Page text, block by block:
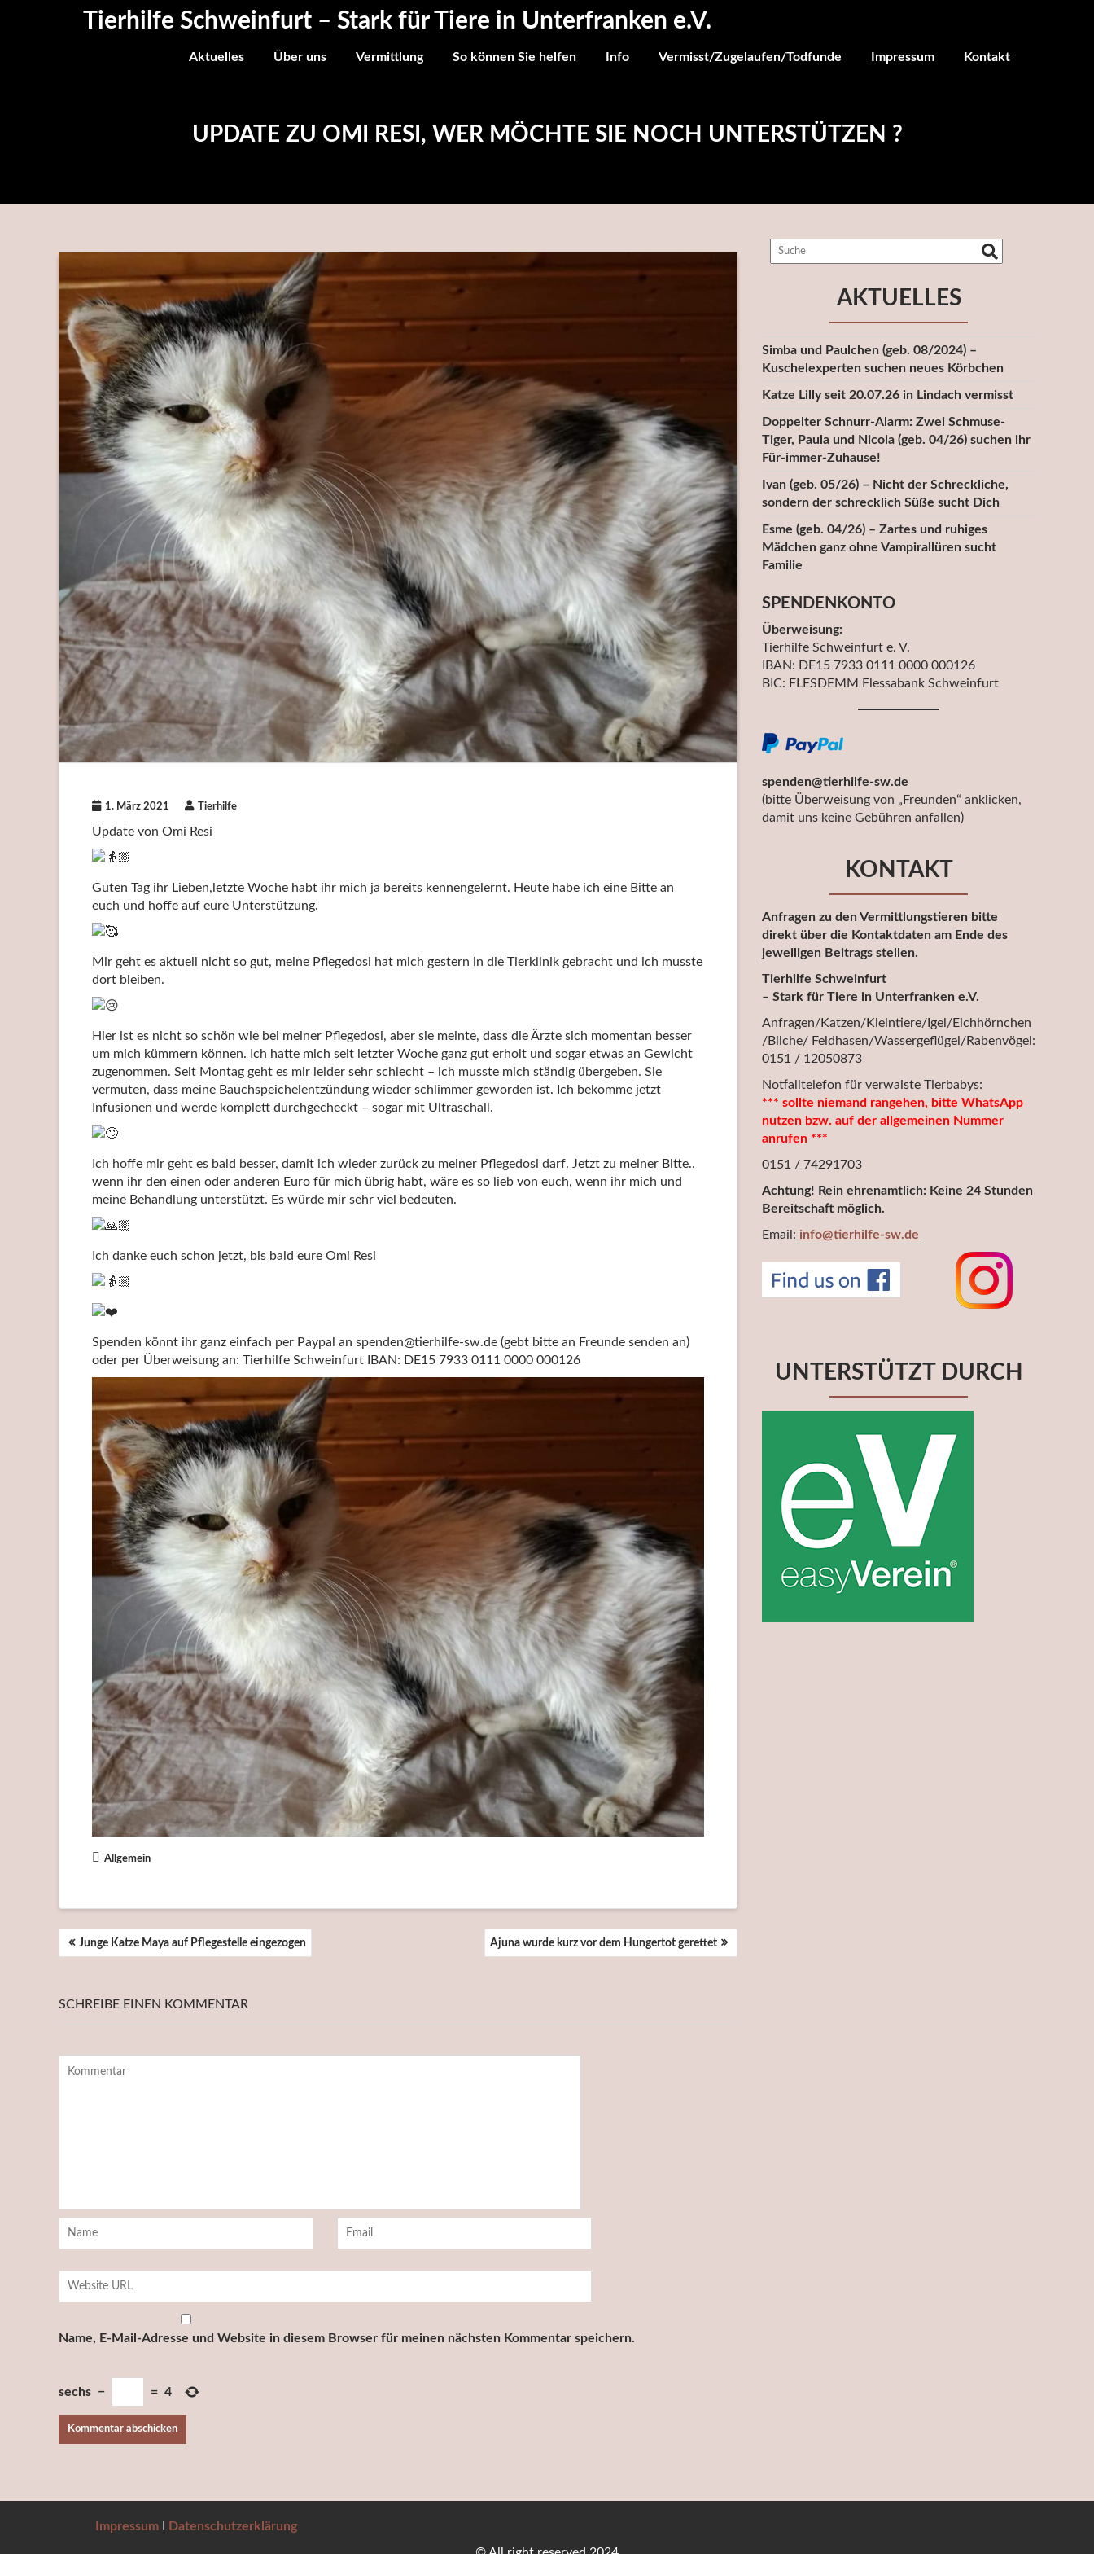
Tierhilfe Schweinfurt – Stark für Tiere in Unterfranken e.V.
Aktuelles Über uns Vermittlung So können Sie helfen Info Vermisst/Zugelaufen/Todfunde Impressum Kontakt
UPDATE ZU OMI RESI, WER MÖCHTE SIE NOCH UNTERSTÜTZEN ?
1. März 2021 Tierhilfe
Update von Omi Resi
Guten Tag ihr Lieben,letzte Woche habt ihr mich ja bereits kennengelernt. Heute habe ich eine Bitte an
euch und hoffe auf eure Unterstützung.
Mir geht es aktuell nicht so gut, meine Pflegedosi hat mich gestern in die Tierklinik gebracht und ich musste
dort bleiben.
Hier ist es nicht so schön wie bei meiner Pflegedosi, aber sie meinte, dass die Ärzte sich momentan besser
um mich kümmern können. Ich hatte mich seit letzter Woche ganz gut erholt und sogar etwas an Gewicht
zugenommen. Seit Montag geht es mir leider sehr schlecht – ich musste mich ständig übergeben. Sie
vermuten, dass meine Bauchspeichelentzündung wieder schlimmer geworden ist. Ich bekomme jetzt
Infusionen und werde komplett durchgecheckt – sogar mit Ultraschall.
Ich hoffe mir geht es bald besser, damit ich wieder zurück zu meiner Pflegedosi darf. Jetzt zu meiner Bitte..
wenn ihr den einen oder anderen Euro für mich übrig habt, wäre es so lieb von euch, wenn ihr mich und
meine Behandlung unterstützt. Es würde mir sehr viel bedeuten.
Ich danke euch schon jetzt, bis bald eure Omi Resi
Spenden könnt ihr ganz einfach per Paypal an spenden@tierhilfe-sw.de (gebt bitte an Freunde senden an)
oder per Überweisung an: Tierhilfe Schweinfurt IBAN: DE15 7933 0111 0000 000126
Allgemein
BEITRAGSNAVIGATION
Junge Katze Maya auf Pflegestelle eingezogen Ajuna wurde kurz vor dem Hungertot gerettet
SCHREIBE EINEN KOMMENTAR
Name, E-Mail-Adresse und Website in diesem Browser für meinen nächsten Kommentar speichern.
sechs − = 4
AKTUELLES
Simba und Paulchen (geb. 08/2024) –
Kuschelexperten suchen neues Körbchen
Katze Lilly seit 20.07.26 in Lindach vermisst
Doppelter Schnurr-Alarm: Zwei Schmuse-
Tiger, Paula und Nicola (geb. 04/26) suchen ihr
Für-immer-Zuhause!
Ivan (geb. 05/26) – Nicht der Schreckliche,
sondern der schrecklich Süße sucht Dich
Esme (geb. 04/26) – Zartes und ruhiges
Mädchen ganz ohne Vampirallüren sucht
Familie
SPENDENKONTO
Überweisung:
Tierhilfe Schweinfurt e. V.
IBAN: DE15 7933 0111 0000 000126
BIC: FLESDEMM Flessabank Schweinfurt
spenden@tierhilfe-sw.de
(bitte Überweisung von „Freunden“ anklicken,
damit uns keine Gebühren anfallen)
KONTAKT
Anfragen zu den Vermittlungstieren bitte
direkt über die Kontaktdaten am Ende des
jeweiligen Beitrags stellen.
Tierhilfe Schweinfurt
– Stark für Tiere in Unterfranken e.V.
Anfragen/Katzen/Kleintiere/Igel/Eichhörnchen
/Bilche/ Feldhasen/Wassergeflügel/Rabenvögel:
0151 / 12050873
Notfalltelefon für verwaiste Tierbabys:
*** sollte niemand rangehen, bitte WhatsApp
nutzen bzw. auf der allgemeinen Nummer
anrufen ***
0151 / 74291703
Achtung! Rein ehrenamtlich: Keine 24 Stunden
Bereitschaft möglich.
Email: info@tierhilfe-sw.de
UNTERSTÜTZT DURCH
Impressum I Datenschutzerklärung